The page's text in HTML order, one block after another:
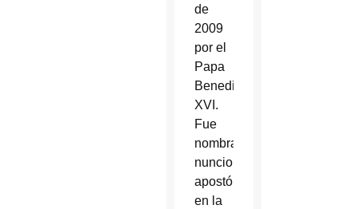
de
2009
por el
Papa
Benedicto
XVI.
Fue
nombrado
nuncio
apostólico
en la